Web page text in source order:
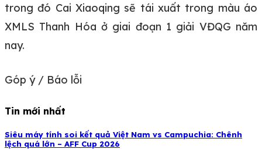
trong đó Cai Xiaoqing sẽ tái xuất trong màu áo
XMLS Thanh Hóa ở giai đoạn 1 giải VĐQG năm
nay.
Góp ý / Báo lỗi
Tin mới nhất
Siêu máy tính soi kết quả Việt Nam vs Campuchia: Chênh
lệch quá lớn – AFF Cup 2026